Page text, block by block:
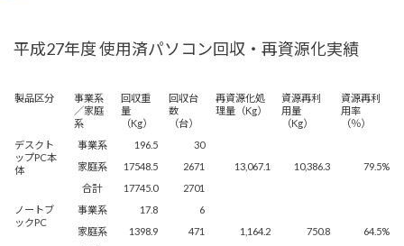
ワークステーション
Windows 11 Copilot+ PC
iiyama スペック/パーツ別
Copilot+ PC
Windows 11|Copilot+ PC
平成27年度 使用済パソコン回収・再資源化実績
製品区分
事業系
／家庭
系
回収重
量
（Kg）
回収台
数
（台）
再資源化処
理量（Kg）
資源再利
用量
（Kg）
資源再利
用率
（％）
デスクト
ップPC本
体
事業系 196.5
30
13,067.1
10,386.3 79.5%
家庭系 17548.5
2671
合計
17745.0
2701
ノートブ
ックPC
事業系 17.8
6
1,164.2
750.8 64.5%
家庭系 1398.9
471